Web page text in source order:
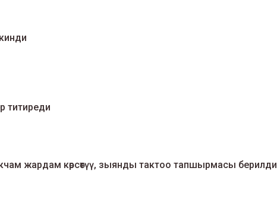
титиреди
жардам көрсөтүү, зыянды тактоо тапшырмасы берилди